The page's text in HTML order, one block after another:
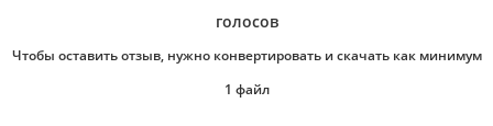
голосов
Чтобы оставить отзыв, нужно конвертировать и скачать как минимум
1 файл